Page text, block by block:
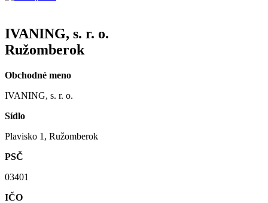
IVANING, s. r. o.
Ružomberok
Obchodné meno
IVANING, s. r. o.
Sídlo
Plavisko 1, Ružomberok
PSČ
03401
IČO